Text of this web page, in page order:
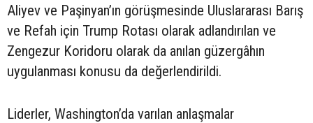
Aliyev ve Paşinyan’ın görüşmesinde Uluslararası Barış
ve Refah için Trump Rotası olarak adlandırılan ve
Zengezur Koridoru olarak da anılan güzergâhın
uygulanması konusu da değerlendirildi.
Liderler, Washington’da varılan anlaşmalar